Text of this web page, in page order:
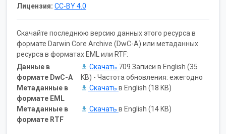
Лицензия: CC-BY 4.0
Скачайте последнюю версию данных этого ресурса в
формате Darwin Core Archive (DwC-A) или метаданных
ресурса в форматах EML или RTF:
Данные в
формате DwC-A
Скачать 709 Записи в English (35
KB) - Частота обновления: ежегодно
Метаданные в
формате EML
Скачать в English (18 KB)
Метаданные в
формате RTF
Скачать в English (14 KB)